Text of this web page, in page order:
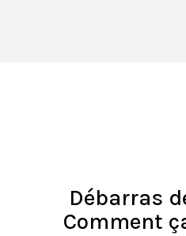
Débarras
Comment